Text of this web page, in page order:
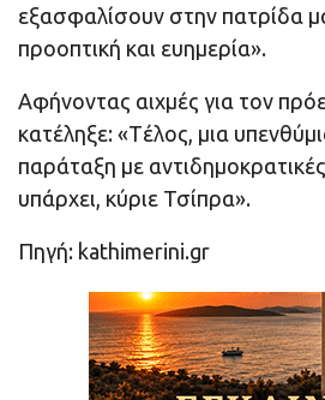
εξασφαλίσουν στην πατρίδα
προοπτική και ευημερία».
Αφήνοντας αιχμές για τον
κατέληξε: «Tέλος, μια
παράταξη με
υπάρχει, κύριε Τσίπρα».
Πηγή: kathimerini.gr